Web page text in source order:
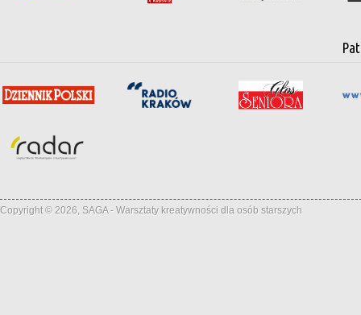
Copyright © 2026, SAGA - Warsztaty kreatywności dla osób starszych